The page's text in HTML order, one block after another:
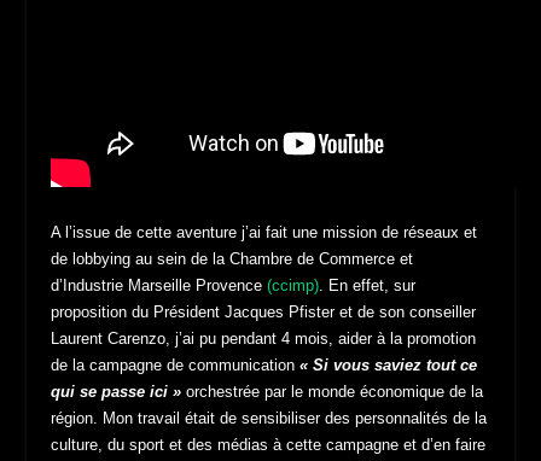
A l’issue de cette aventure j’ai fait une mission de réseaux et
de lobbying au sein de la Chambre de Commerce et
d’Industrie Marseille Provence(ccimp). En effet, sur
proposition du Président Jacques Pfister et de son conseiller
Laurent Carenzo, j’ai pu pendant 4 mois, aider à la promotion
de la campagne de communication« Si vous saviez tout ce
qui se passe ici » orchestrée par le monde économique de la
région. Mon travail était de sensibiliser des personnalités de la
culture, du sport et des médias à cette campagne et d’en faire